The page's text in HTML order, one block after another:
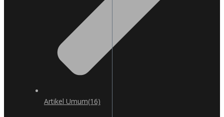
Artikel Umum(16)